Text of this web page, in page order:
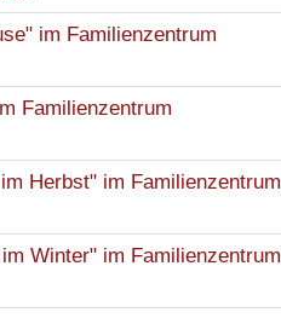
im Familienzentrum
Familienzentrum
Herbst" im Familienzentrum
Winter" im Familienzentrum